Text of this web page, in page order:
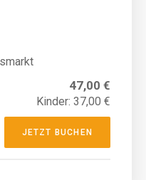
47,00 €
Kinder: 37,00 €
JETZT BUCHEN